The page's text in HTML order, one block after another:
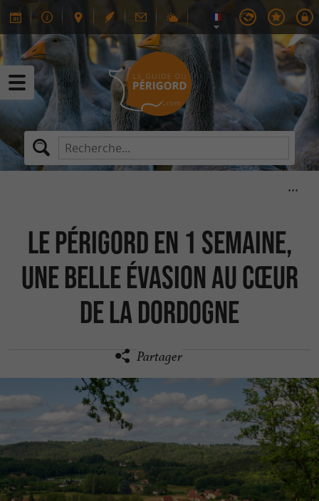
Le Périgord en 1 semaine,
une belle évasion au cœur
de la Dordogne
Partager